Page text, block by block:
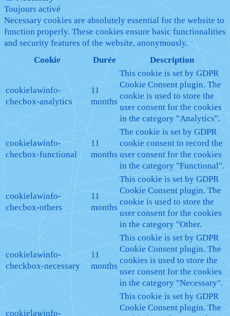
Toujours activé
Necessary cookies are absolutely essential for the website to
function properly. These cookies ensure basic functionalities
and security features of the website, anonymously.
Cookie
Durée Description
cookielawinfo-
checbox-analytics
11
months
This cookie is set by GDPR
Cookie Consent plugin. The
cookie is used to store the
user consent for the cookies
in the category "Analytics".
cookielawinfo-
checbox-functional
11
months
The cookie is set by GDPR
cookie consent to record the
user consent for the cookies
in the category "Functional".
cookielawinfo-
checbox-others
11
months
This cookie is set by GDPR
Cookie Consent plugin. The
cookie is used to store the
user consent for the cookies
in the category "Other.
cookielawinfo-
checkbox-necessary
11
months
This cookie is set by GDPR
Cookie Consent plugin. The
cookies is used to store the
user consent for the cookies
in the category "Necessary".
cookielawinfo-
This cookie is set by GDPR
Cookie Consent plugin. The